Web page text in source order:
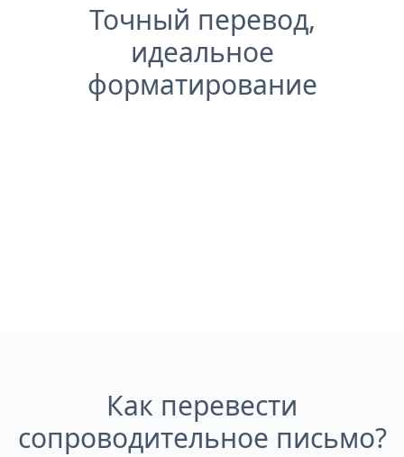
Точный перевод,
идеальное
форматирование
Как перевести
сопроводительное письмо?